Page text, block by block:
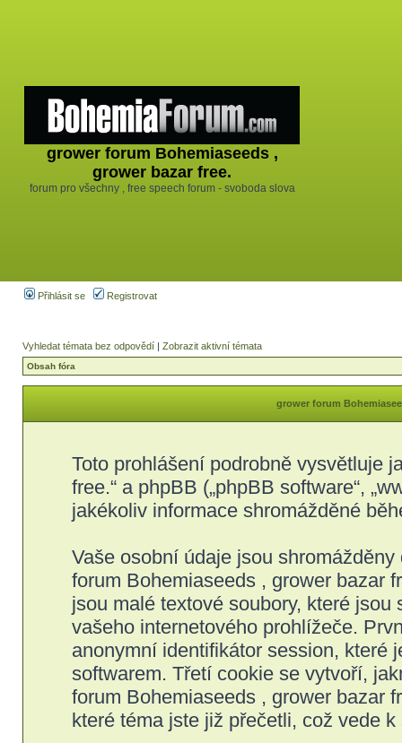
grower forum Bohemiaseeds ,
grower bazar free.
forum pro všechny , free speech forum - svoboda slova
Přihlásit se Registrovat
Vyhledat témata bez odpovědí | Zobrazit aktivní témata
Obsah fóra
grower forum
Toto prohlášení podrobně vysvětluje
free.“ a phpBB („phpBB software“,
jakékoliv informace shromážděné
Vaše osobní údaje jsou
forum Bohemiaseeds , grower bazar
jsou malé textové soubory, které
vašeho internetového prohlížeče.
anonymní identifikátor session, které
softwarem. Třetí cookie se vytvoří,
forum Bohemiaseeds , grower bazar
které téma jste již přečetli, což vede